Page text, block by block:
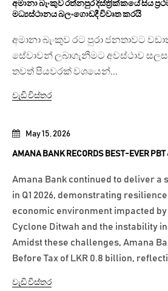
May 15, 2026
AMANA BANK RECORDS BEST-EVER PBT
Amana Bank continued to deliver a
in Q1 2026, demonstrating
economic environment impacted
Cyclone Ditwah and the instability
Amidst these challenges, Amana
Before Tax of LKR 0.8 billion,
වැඩි විස්තර
අමානා බැංකුව රත්නපුර දිස්ත්‍රික්කයේ සිය
මධ්‍යස්ථානය බලංගොඩදී විවෘත කරයි
අමානා බැංකුව රට පුරා ජනතාවට
සේවාවන් ලබාගැනීමට අවස්ථාව
තවත් පියවරක් වශයෙන්...
වැඩි විස්තර